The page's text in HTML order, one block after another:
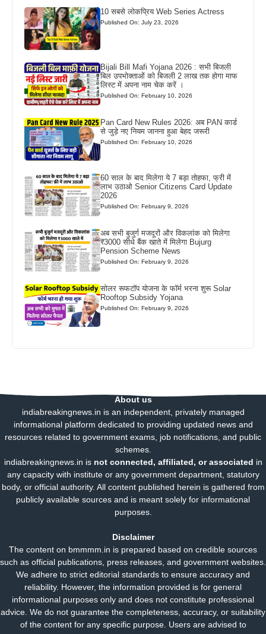
10 सबसे लोकप्रिय Web Series Actress
Published On: July 23, 2026
Bijali Bill Mafi Yojana 2026 : सभी बिजली
बिल उपभोक्ताओं को बिजली 2 लाख तक होगा माफ
लिस्ट में अपना नाम चेक करें ।
Published On: February 10, 2026
Pan Card New Rules 2026: अब PAN कार्ड
से जुड़े नए नियम जानना हुआ बेहद जरूरी
Published On: February 10, 2026
60 साल के बाद मिलेगा ये 7 बड़ा तोहफा, फ्री में
लाभ उठाओ Senior Citizens Card Update
2026
Published On: February 9, 2026
अब सभी बुजुर्ग मजदूरों और विकलांक को मिलेगा
₹3000 सीधे बैंक खाते में मिलेगा Bujurg
Pension Scheme News
Published On: February 9, 2026
सोलर रूफटॉप योजना के फॉर्म भरना शुरू Solar
Rooftop Subsidy Yojana
Published On: February 9, 2026
About us
indiabreakingnews.in is an independent, privately managed
informational platform dedicated to providing updated news and
resources related to government exams, job notifications, and public
schemes.
indiabreakingnews.in is not connected, affiliated, or associated in
any capacity with institute or any government department, statutory
body, or official authority. All content published herein is gathered from
publicly available sources and is meant solely for informational
purposes.
Disclaimer
The content on bmmmm.in is prepared based on credible sources
such as official publications, press releases, and government websites.
We adhere to strict editorial standards to ensure accuracy and
reliability. However, the information provided is for general
informational purposes only and does not constitute professional
advice. We do not guarantee the completeness, accuracy, or suitability
of the content for any specific purpose. Users are advised to